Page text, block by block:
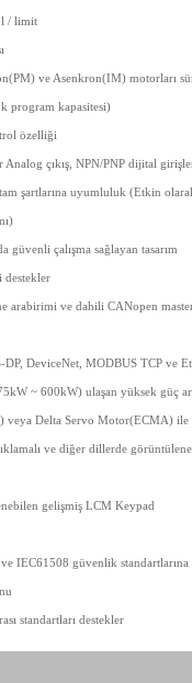
/ limit
ve Asenkron(IM) motorları
program kapasitesi)
özelliği
çıkış, NPN/PNP dijital
şartlarına uyumluluk (Etkin
güvenli çalışma sağlayan tasarım
destekler
arabirimi ve dahili CANopen
DP, DeviceNet, MODBUS TCP ve
~ 600kW) ulaşan yüksek güç
Delta Servo Motor(ECMA) ile
ve diğer dillerde
gelişmiş LCM Keypad
IEC61508 güvenlik
standartları destekler